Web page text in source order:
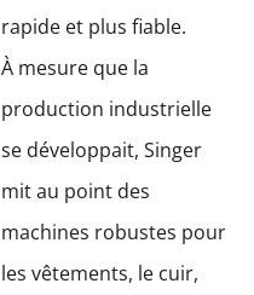
rapide et plus fiable.
À mesure que la
production industrielle
se développait, Singer
mit au point des
machines robustes pour
les vêtements, le cuir,